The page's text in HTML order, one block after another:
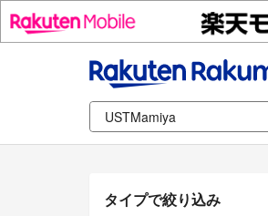
タイプで絞り込み